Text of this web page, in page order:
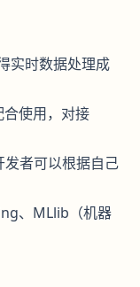
实时数据处理成
使用，对接
者可以根据自己
、MLlib（机器